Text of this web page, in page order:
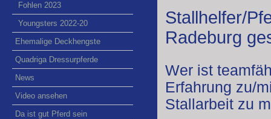
Fohlen 2023
Youngsters 2022-20
Ehemalige Deckhengste
Quadriga Dressurpferde
News
Video ansehen
Da ist gut Pferd sein
Stallhelfer/
Radeburg
Wer ist
Erfahrung zu/
Stallarbeit zu